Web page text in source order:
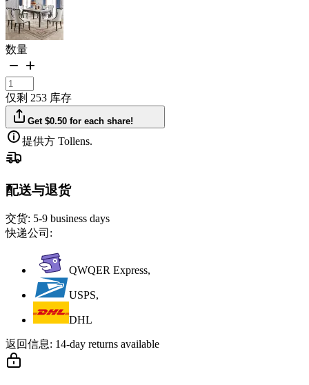
数量
仅剩 253 库存
Get $0.50 for each share!
提供方 Tollens.
配送与退货
交货: 5-9 business days
快递公司:
QWQER Express,
USPS,
DHL
返回信息: 14-day returns available